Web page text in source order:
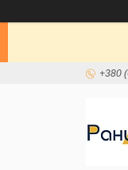
+380